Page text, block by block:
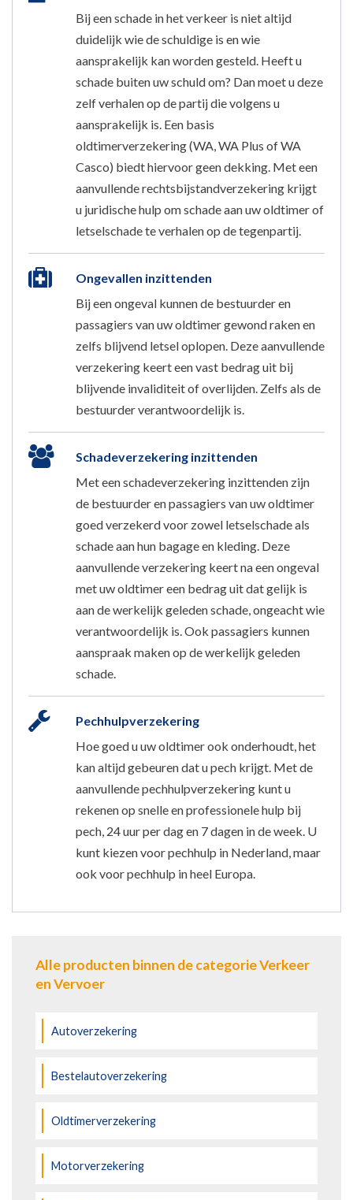
Bij een schade in het verkeer is niet altijd
duidelijk wie de schuldige is en wie
aansprakelijk kan worden gesteld. Heeft u
schade buiten uw schuld om? Dan moet u deze
zelf verhalen op de partij die volgens u
aansprakelijk is. Een basis
oldtimerverzekering (WA, WA Plus of WA
Casco) biedt hiervoor geen dekking. Met een
aanvullende rechtsbijstandverzekering krijgt
u juridische hulp om schade aan uw oldtimer of
letselschade te verhalen op de tegenpartij.
Ongevallen inzittenden
Bij een ongeval kunnen de bestuurder en
passagiers van uw oldtimer gewond raken en
zelfs blijvend letsel oplopen. Deze aanvullende
verzekering keert een vast bedrag uit bij
blijvende invaliditeit of overlijden. Zelfs als de
bestuurder verantwoordelijk is.
Schadeverzekering inzittenden
Met een schadeverzekering inzittenden zijn
de bestuurder en passagiers van uw oldtimer
goed verzekerd voor zowel letselschade als
schade aan hun bagage en kleding. Deze
aanvullende verzekering keert na een ongeval
met uw oldtimer een bedrag uit dat gelijk is
aan de werkelijk geleden schade, ongeacht wie
verantwoordelijk is. Ook passagiers kunnen
aanspraak maken op de werkelijk geleden
schade.
Pechhulpverzekering
Hoe goed u uw oldtimer ook onderhoudt, het
kan altijd gebeuren dat u pech krijgt. Met de
aanvullende pechhulpverzekering kunt u
rekenen op snelle en professionele hulp bij
pech, 24 uur per dag en 7 dagen in de week. U
kunt kiezen voor pechhulp in Nederland, maar
ook voor pechhulp in heel Europa.
Alle producten binnen de categorie Verkeer
en Vervoer
Autoverzekering
Bestelautoverzekering
Oldtimerverzekering
Motorverzekering